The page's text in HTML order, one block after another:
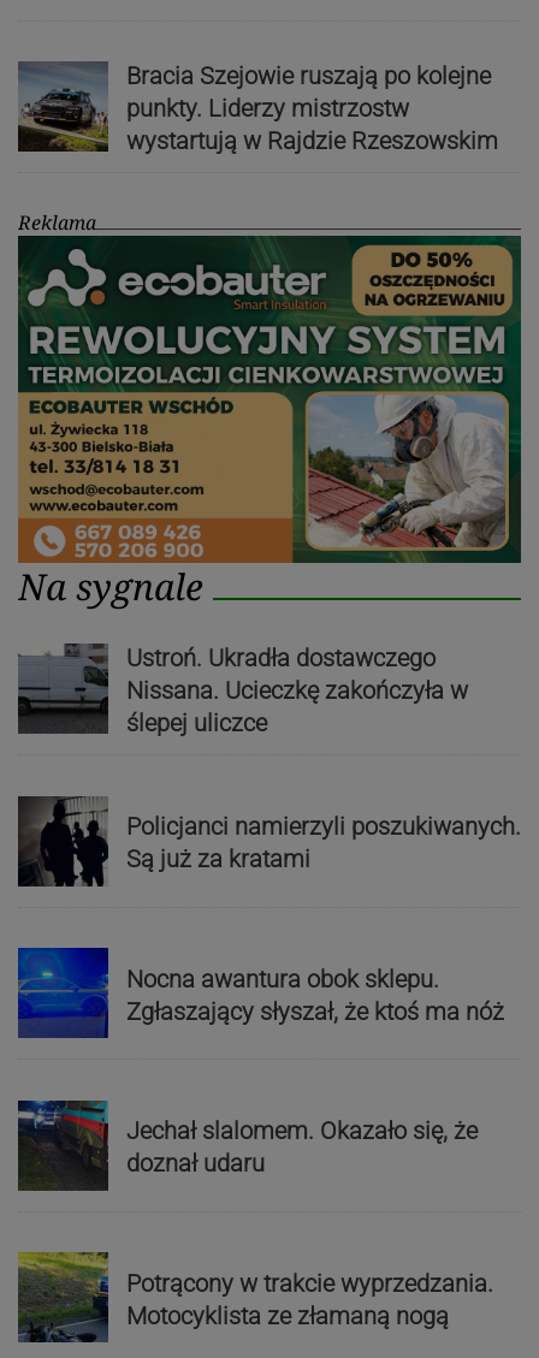
Bracia Szejowie ruszają po kolejne
punkty. Liderzy mistrzostw
wystartują w Rajdzie Rzeszowskim
Reklama
Na sygnale
Ustroń. Ukradła dostawczego
Nissana. Ucieczkę zakończyła w
ślepej uliczce
Policjanci namierzyli poszukiwanych.
Są już za kratami
Nocna awantura obok sklepu.
Zgłaszający słyszał, że ktoś ma nóż
Jechał slalomem. Okazało się, że
doznał udaru
Potrącony w trakcie wyprzedzania.
Motocyklista ze złamaną nogą